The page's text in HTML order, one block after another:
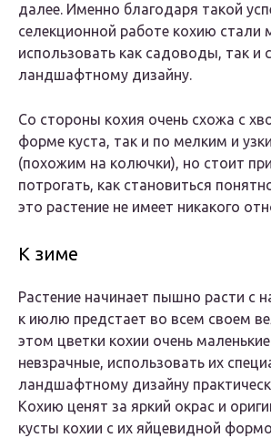
далее. Именно благодаря такой
селекционной работе кохию стали
использовать как садоводы, так и
ландшафтному дизайну.
Со стороны кохия очень схожа с
форме куста, так и по мелким и
(похожим на колючки), но стоит
потрогать, как становиться
это растение не имеет никакого
К зиме
Растение начинает пышно расти с
к июлю предстает во всем своем
этом цветки кохии очень
невзрачные, использовать их
ландшафтному дизайну
Кохию ценят за яркий окрас и
кусты кохии с их яйцевидной